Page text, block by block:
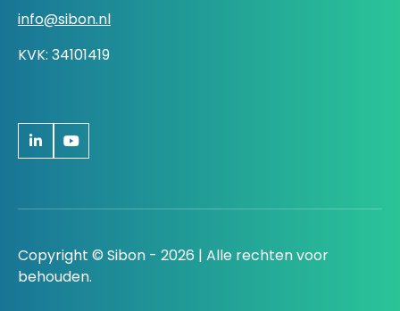
info@sibon.nl
KVK: 34101419
Copyright © Sibon - 2026 | Alle rechten voor
behouden.